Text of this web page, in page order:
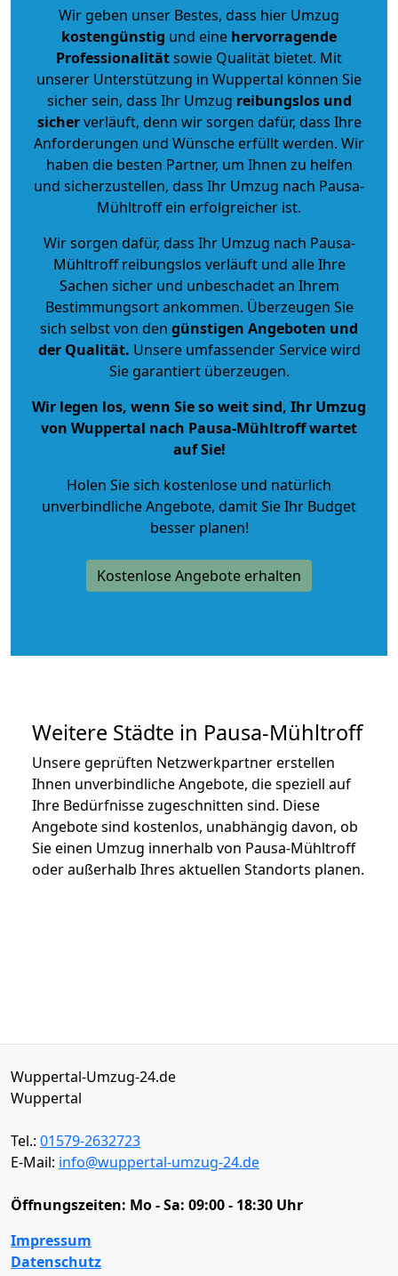
Wir geben unser Bestes, dass hier Umzug
kostengünstig und eine hervorragende
Professionalitätsowie Qualität bietet. Mit
unserer Unterstützung in Wuppertal können Sie
sicher sein, dass Ihr Umzug reibungslos und
sicherverläuft, denn wir sorgen dafür, dass Ihre
Anforderungen und Wünsche erfüllt werden. Wir
haben die besten Partner, um Ihnen zu helfen
und sicherzustellen, dass Ihr Umzug nach Pausa-
Mühltroff ein erfolgreicher ist.
Wir sorgen dafür, dass Ihr Umzug nach Pausa-
Mühltroff reibungslos verläuft und alle Ihre
Sachen sicher und unbeschadet an Ihrem
Bestimmungsort ankommen. Überzeugen Sie
sich selbst von den günstigen Angeboten und
der Qualität. Unsere umfassender Service wird
Sie garantiert überzeugen.
Wir legen los, wenn Sie so weit sind, Ihr Umzug
von Wuppertal nach Pausa-Mühltroff wartet
auf Sie!
Holen Sie sich kostenlose und natürlich
unverbindliche Angebote, damit Sie Ihr Budget
besser planen!
Kostenlose Angebote erhalten
Weitere Städte in Pausa-Mühltroff
Unsere geprüften Netzwerkpartner erstellen
Ihnen unverbindliche Angebote, die speziell auf
Ihre Bedürfnisse zugeschnitten sind. Diese
Angebote sind kostenlos, unabhängig davon, ob
Sie einen Umzug innerhalb von Pausa-Mühltroff
oder außerhalb Ihres aktuellen Standorts planen.
Wuppertal-Umzug-24.de
Wuppertal
Tel.: 01579-2632723
E-Mail: info@wuppertal-umzug-24.de
Öffnungszeiten: Mo - Sa: 09:00 - 18:30 Uhr
Impressum
Datenschutz